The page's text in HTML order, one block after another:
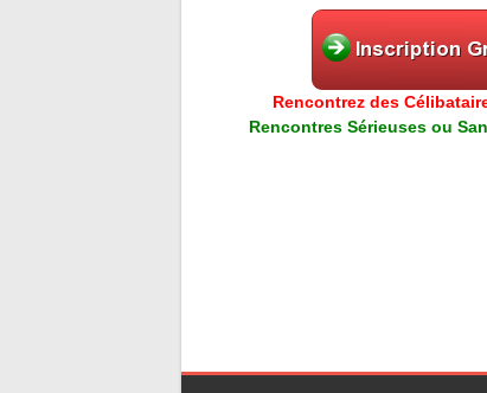
Rencontrez des
Rencontres Sérieuses ou